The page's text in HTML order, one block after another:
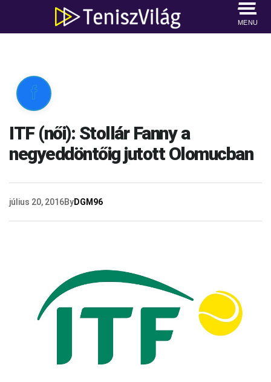
MENU

ITF (női): Stollár Fanny a
negyeddöntőig jutott Olomucban
július 20, 2016ByDGM96